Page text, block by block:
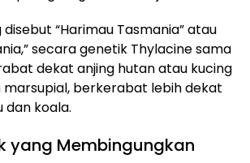
“Harimau Tasmania” atau
secara genetik Thylacine sama
dekat anjing hutan atau kucing
marsupial, berkerabat lebih dekat
dan koala.
yang Membingungkan